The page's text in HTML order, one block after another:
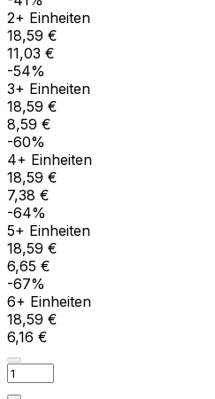
2+ Einheiten
18,59 €
11,03 €
-54%
3+ Einheiten
18,59 €
8,59 €
-60%
4+ Einheiten
18,59 €
7,38 €
-64%
5+ Einheiten
18,59 €
6,65 €
-67%
6+ Einheiten
18,59 €
6,16 €